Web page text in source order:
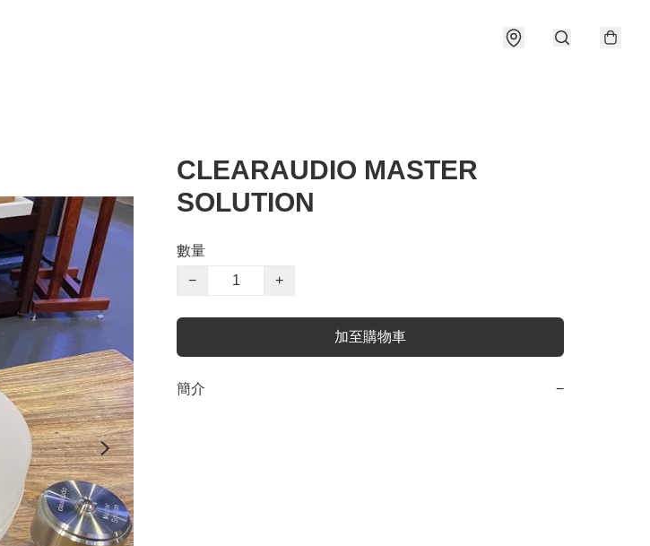
CLEARAUDIO MASTER
SOLUTION
數量
−
+
加至購物車
簡介 −